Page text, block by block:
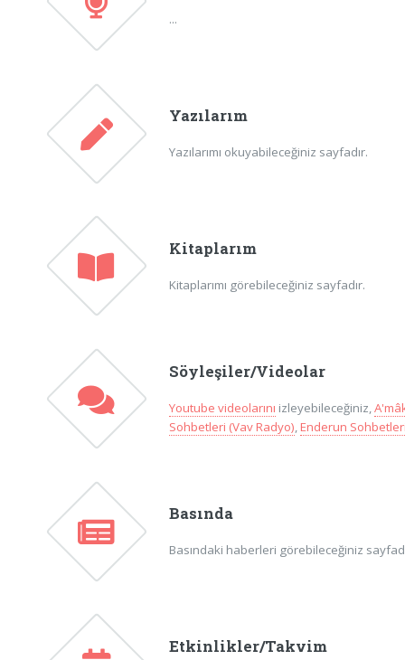
...
Yazılarım
Yazılarımı okuyabileceğiniz sayfadır.
Kitaplarım
Kitaplarımı görebileceğiniz sayfadır.
Söyleşiler/Videolar
Youtube videolarını izleyebileceğiniz,
Sohbetleri (Vav Radyo),Enderun
Basında
Basındaki haberleri görebileceğiniz
Etkinlikler/Takvim